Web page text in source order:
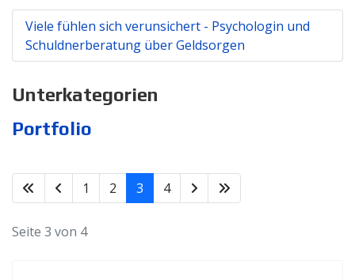
Viele fühlen sich verunsichert - Psychologin und
Schuldnerberatung über Geldsorgen
Unterkategorien
Portfolio
1 2 3 4
Seite 3 von 4